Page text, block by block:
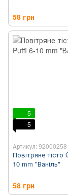
58 грн
5
5
Артикул: 92000258
Повітряне тісто
10 mm "Ваніль"
58 грн